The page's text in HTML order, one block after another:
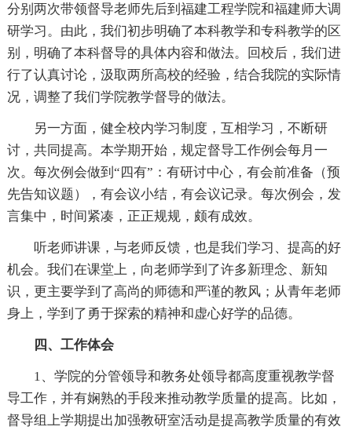
分别两次带领督导老师先后到福建工程学院和福建师大调
研学习。由此，我们初步明确了本科教学和专科教学的区
别，明确了本科督导的具体内容和做法。回校后，我们进
行了认真讨论，汲取两所高校的经验，结合我院的实际情
况，调整了我们学院教学督导的做法。
另一方面，健全校内学习制度，互相学习，不断研
讨，共同提高。本学期开始，规定督导工作例会每月一
次。每次例会做到“四有”：有研讨中心，有会前准备（预
先告知议题），有会议小结，有会议记录。每次例会，发
言集中，时间紧凑，正正规规，颇有成效。
听老师讲课，与老师反馈，也是我们学习、提高的好
机会。我们在课堂上，向老师学到了许多新理念、新知
识，更主要学到了高尚的师德和严谨的教风；从青年老师
身上，学到了勇于探索的精神和虚心好学的品德。
四、工作体会
1、学院的分管领导和教务处领导都高度重视教学督
导工作，并有娴熟的手段来推动教学质量的提高。比如，
督导组上学期提出加强教研室活动是提高教学质量的有效